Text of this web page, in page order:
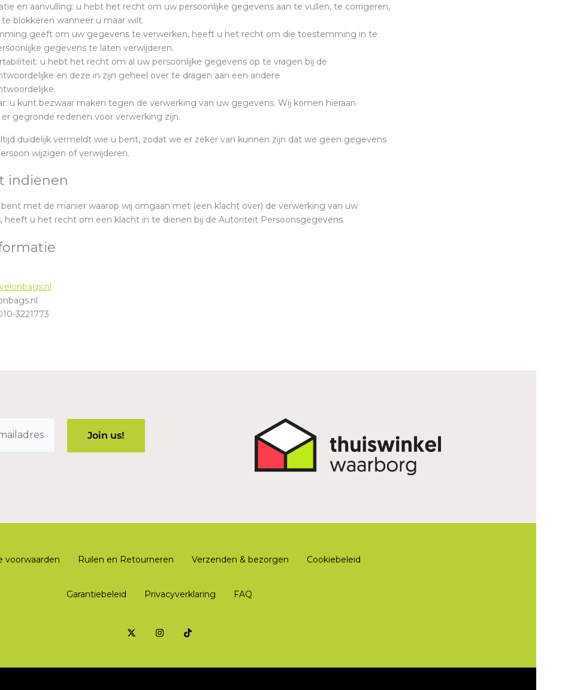
en aanvulling: u hebt het recht om uw persoonlijke gegevens aan te vullen, te corrigeren,
blokkeren wanneer u maar wilt.
geeft om uw gegevens te verwerken, heeft u het recht om die toestemming in te
gegevens te laten verwijderen.
u hebt het recht om al uw persoonlijke gegevens op te vragen bij de
en deze in zijn geheel over te dragen aan een andere
u kunt bezwaar maken tegen de verwerking van uw gegevens. Wij komen hieraan
gegronde redenen voor verwerking zijn.
duidelijk vermeldt wie u bent, zodat we er zeker van kunnen zijn dat we geen gegevens
wijzigen of verwijderen.
indienen
met de manier waarop wij omgaan met (een klacht over) de verwerking van uw
heeft u het recht om een klacht in te dienen bij de Autoriteit Persoonsgegevens.
3221773
voorwaarden Ruilen en Retourneren Verzenden & bezorgen Cookiebeleid
Garantiebeleid Privacyverklaring FAQ